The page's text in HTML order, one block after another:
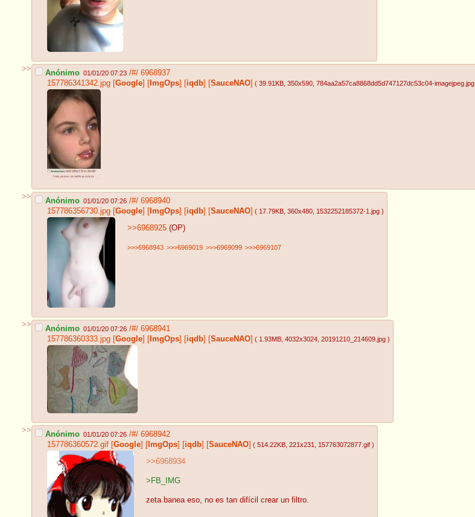
>> Anónimo 01/01/20 07:23 /#/ 6968937
157786341342.jpg [Google] [ ImgOps] [iqdb] [SauceNAO] ( 39.91KB , 350x590 , 784aa2a57ca8868dd5d747127dc53c04-imagejpeg.jpg
>> Anónimo 01/01/20 07:26 /#/ 6968940
157786356730.jpg [Google] [ ImgOps] [iqdb] [SauceNAO] ( 17.79KB , 360x480 , 1532252185372-1.jpg )
>>6968925 (OP)
>>>6968943 >>>6969019 >>>6969099 >>>6969107
>> Anónimo 01/01/20 07:26 /#/ 6968941
157786360333.jpg [Google] [ ImgOps] [iqdb] [SauceNAO] ( 1.93MB , 4032x3024 , 20191210_214609.jpg )
>> Anónimo 01/01/20 07:26 /#/ 6968942
157786360572.gif [Google] [ ImgOps] [iqdb] [SauceNAO] ( 514.22KB , 221x231 , 157763072877.gif )
>>6968934
>FB_IMG
zeta banea eso, no es tan difícil crear un filtro.